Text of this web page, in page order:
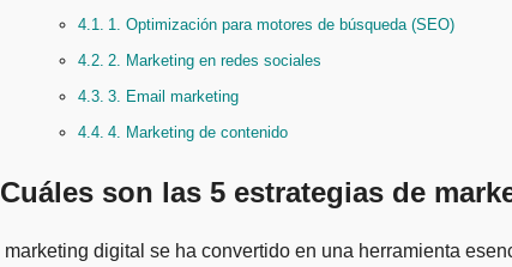
1. Optimización para motores de búsqueda (SEO)
2. Marketing en redes sociales
3. Email marketing
4. Marketing de contenido
son las 5 estrategias de